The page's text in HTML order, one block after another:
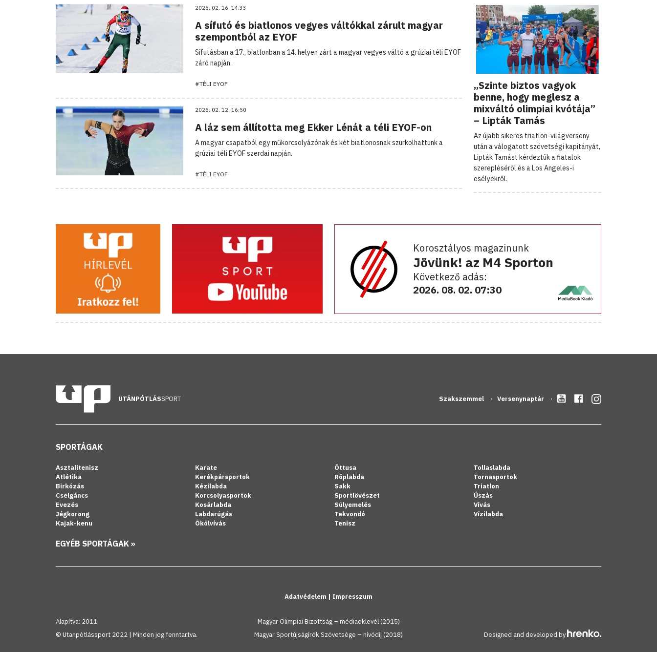
2025. 02. 16. 14:33
A sífutó és biatlonos vegyes váltókkal zárult magyar
szempontból az EYOF
Sífutásban a 17., biatlonban a 14. helyen zárt a magyar vegyes váltó a grúziai téli EYOF
záró napján.
#TÉLI EYOF
2025. 02. 12. 16:50
A láz sem állította meg Ekker Lénát a téli EYOF-on
A magyar csapatból egy műkorcsolyázónak és két biatlonosnak szurkolhattunk a
grúziai téli EYOF szerdai napján.
#TÉLI EYOF
„Szinte biztos vagyok
benne, hogy meglesz a
mixváltó olimpiai kvótája”
– Lipták Tamás
Az újabb sikeres triatlon-világverseny
után a válogatott szövetségi kapitányát,
Lipták Tamást kérdeztük a fiatalok
szerepléséről és a Los Angeles-i
esélyekről.
Korosztályos magazinunk
Jövünk! az M4 Sporton
Következő adás:
2026. 08. 02. 07:30
UTÁNPÓTLÁSSPORT Szakszemmel Versenynaptár
SPORTÁGAK
Asztalitenisz
Atlétika
Birkózás
Cselgáncs
Evezés
Jégkorong
Kajak-kenu
Karate
Kerékpársportok
Kézilabda
Korcsolyasportok
Kosárlabda
Labdarúgás
Ökölvívás
Öttusa
Röplabda
Sakk
Sportlövészet
Súlyemelés
Tekvondó
Tenisz
Tollaslabda
Tornasportok
Triatlon
Úszás
Vívás
Vízilabda
EGYÉB SPORTÁGAK »
Adatvédelem | Impresszum
Alapítva: 2011
© Utanpótlássport 2022 | Minden jog fenntartva.
Magyar Olimpiai Bizottság – médiaoklevél (2015)
Magyar Sportújságírók Szövetsége – nívódíj (2018)
Designed and developed by